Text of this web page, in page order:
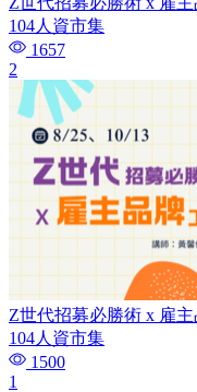
104人資市集
1657
2
Z世代招募必勝術 x 雇主
104人資市集
1500
1